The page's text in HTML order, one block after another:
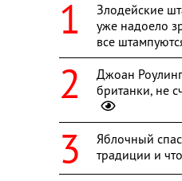
Злодейские
уже надоело
все
Джоан
британки, не
Яблочный спас
традиции и